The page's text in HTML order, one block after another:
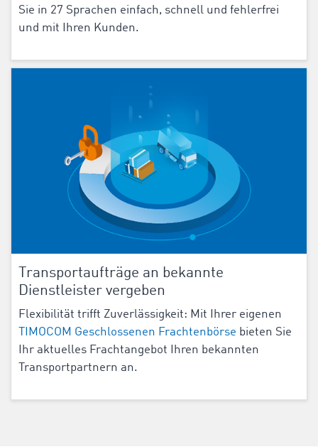
Sie in 27 Sprachen einfach, schnell und fehlerfrei
und mit Ihren Kunden.
Transportaufträge an bekannte
Dienstleister vergeben
Flexibilität trifft Zuverlässigkeit: Mit Ihrer eigenen
TIMOCOM Geschlossenen Frachtenbörse bieten Sie
Ihr aktuelles Frachtangebot Ihren bekannten
Transportpartnern an.